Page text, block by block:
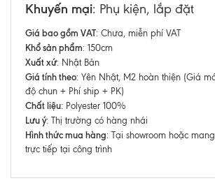
Khuyến mại: Phụ kiện, lắp đặt
Giá bao gồm VAT: Chưa, miễn phí VAT
Khổ sản phẩm: 150cm
Xuất xứ: Nhật Bản
Giá tính theo: Yên Nhật, M2 hoàn thiện (Giá
độ chun + Phí ship + PK)
Chất liệu: Polyester 100%
Lưu ý: Thị trường có hàng nhái
Hình thức mua hàng: Tại showroom hoặc
trực tiếp tại công trình